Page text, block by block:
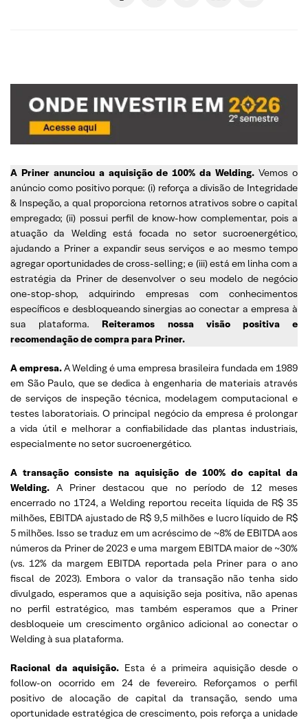
A Priner anunciou a aquisição de 100% da Welding. Vemos o
anúncio como positivo porque: (i) reforça a divisão de Integridade
& Inspeção, a qual proporciona retornos atrativos sobre o capital
empregado; (ii) possui perfil de know-how complementar, pois a
atuação da Welding está focada no setor sucroenergético,
ajudando a Priner a expandir seus serviços e ao mesmo tempo
agregar oportunidades de cross-selling; e (iii) está em linha com a
estratégia da Priner de desenvolver o seu modelo de negócio
one-stop-shop, adquirindo empresas com conhecimentos
específicos e desbloqueando sinergias ao conectar a empresa à
sua plataforma. Reiteramos nossa visão positiva e
recomendação de compra para Priner.
A empresa.A Welding é uma empresa brasileira fundada em 1989
em São Paulo, que se dedica à engenharia de materiais através
de serviços de inspeção técnica, modelagem computacional e
testes laboratoriais. O principal negócio da empresa é prolongar
a vida útil e melhorar a confiabilidade das plantas industriais,
especialmente no setor sucroenergético.
A transação consiste na aquisição de 100% do capital da
Welding. A Priner destacou que no período de 12 meses
encerrado no 1T24, a Welding reportou receita líquida de R$ 35
milhões, EBITDA ajustado de R$ 9,5 milhões e lucro líquido de R$
5 milhões. Isso se traduz em um acréscimo de ~8% de EBITDA aos
números da Priner de 2023 e uma margem EBITDA maior de ~30%
(vs. 12% da margem EBITDA reportada pela Priner para o ano
fiscal de 2023). Embora o valor da transação não tenha sido
divulgado, esperamos que a aquisição seja positiva, não apenas
no perfil estratégico, mas também esperamos que a Priner
desbloqueie um crescimento orgânico adicional ao conectar o
Welding à sua plataforma.
Racional da aquisição. Esta é a primeira aquisição desde o
follow-on ocorrido em 24 de fevereiro. Reforçamos o perfil
positivo de alocação de capital da transação, sendo uma
oportunidade estratégica de crescimento, pois reforça a unidade